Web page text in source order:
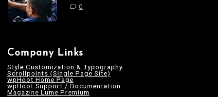
0
Company Links
Style Customization & Typography
Scrollpoints (Single Page Site)
wpHoot Home Page
wpHoot Support / Documentation
Magazine Lume Premium